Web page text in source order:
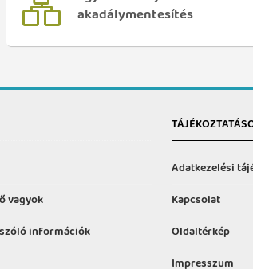
akadálymentesítés
vagyok
információk
Adatkezelési
Kapcsolat
Oldaltérkép
Impresszum